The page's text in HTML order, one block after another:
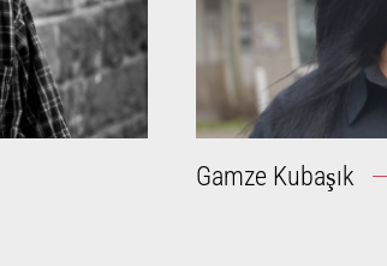
Gamze Kubaşık